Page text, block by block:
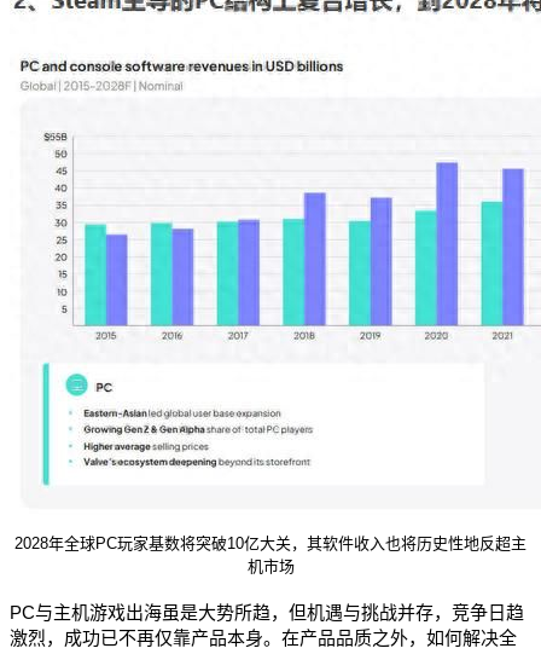
2028年全球PC玩家基数将突破10亿大关，其软件收入也将历史性地反超主
机市场
PC与主机游戏出海虽是大势所趋，但机遇与挑战并存，竞争日趋
激烈，成功已不再仅靠产品本身。在产品品质之外，如何解决全